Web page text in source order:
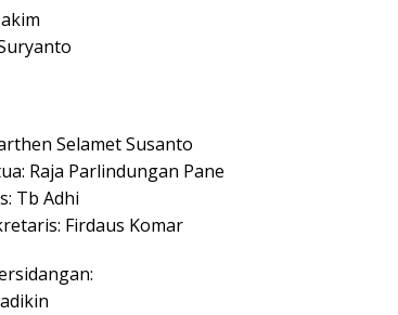
Selamet Susanto
Raja Parlindungan Pane
Tb Adhi
Firdaus Komar